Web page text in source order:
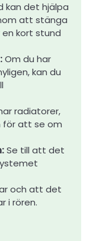
kan det hjälpa
att stänga
kort stund
Om du har
kan du
radiatorer,
för att se om
Se till att det
och att det
i rören.